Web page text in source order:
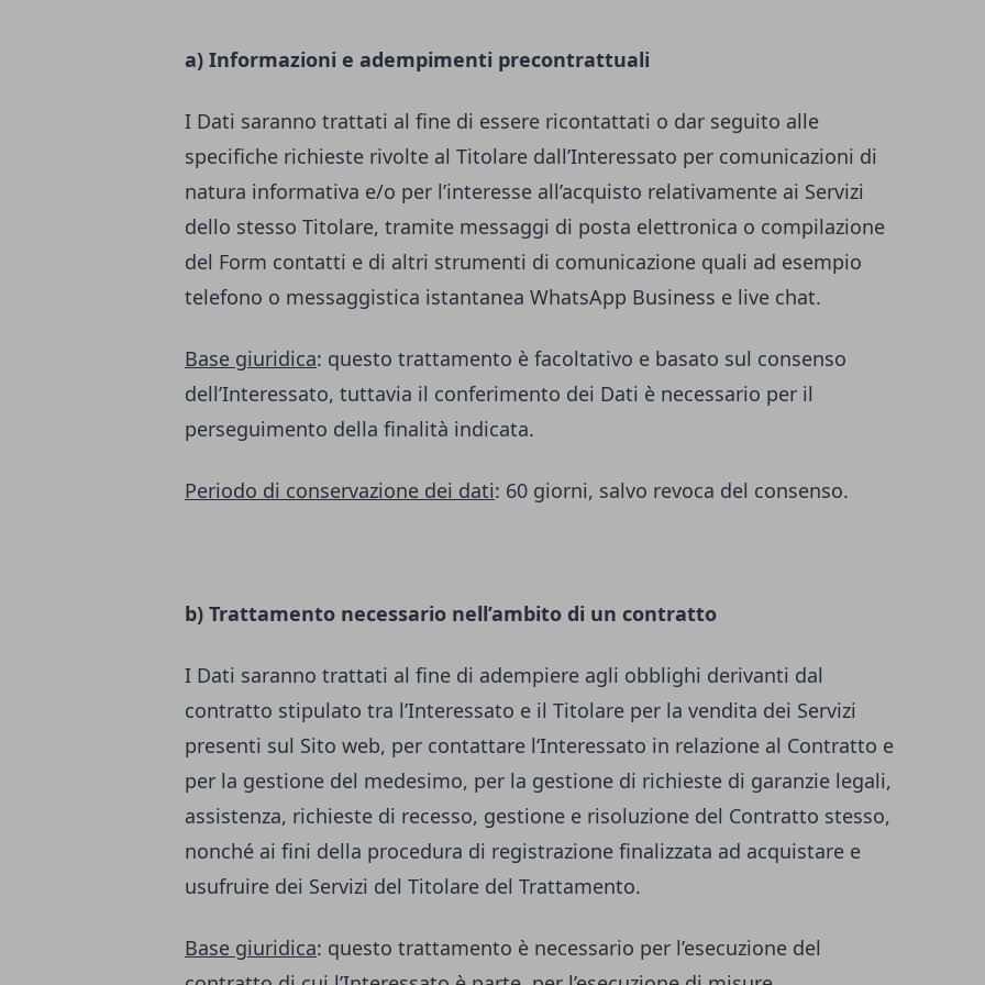
a) Informazioni e adempimenti precontrattuali
I Dati saranno trattati al fine di essere ricontattati o dar seguito alle
specifiche richieste rivolte al Titolare dall’Interessato per comunicazioni di
natura informativa e/o per l’interesse all’acquisto relativamente ai Servizi
dello stesso Titolare, tramite messaggi di posta elettronica o compilazione
del Form contatti e di altri strumenti di comunicazione quali ad esempio
telefono o messaggistica istantanea WhatsApp Business e live chat.
Base giuridica: questo trattamento è facoltativo e basato sul consenso
dell’Interessato, tuttavia il conferimento dei Dati è necessario per il
perseguimento della finalità indicata.
Periodo di conservazione dei dati: 60 giorni, salvo revoca del consenso.
b) Trattamento necessario nell’ambito di un contratto
I Dati saranno trattati al fine di adempiere agli obblighi derivanti dal
contratto stipulato tra l’Interessato e il Titolare per la vendita dei Servizi
presenti sul Sito web, per contattare l‘Interessato in relazione al Contratto e
per la gestione del medesimo, per la gestione di richieste di garanzie legali,
assistenza, richieste di recesso, gestione e risoluzione del Contratto stesso,
nonché ai fini della procedura di registrazione finalizzata ad acquistare e
usufruire dei Servizi del Titolare del Trattamento.
Base giuridica: questo trattamento è necessario per l’esecuzione del